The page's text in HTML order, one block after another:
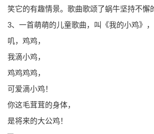
笑它的有趣情景。歌曲歌颂了蜗牛坚持不懈
3、一首萌萌的儿童歌曲，叫《我的小鸡》，
叽，鸡鸡，
我滴小鸡，
鸡鸡鸡鸡，
可爱滴小鸡！
你这毛茸茸的身体，
是将来的大公鸡！